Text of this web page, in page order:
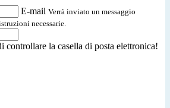
E-mail Verrà inviato un messaggio
necessarie.
controllare la casella di posta elettronica!